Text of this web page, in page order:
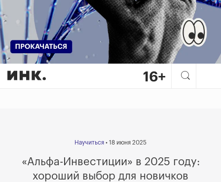
Научиться • 18 июня 2025
«Альфа-Инвестиции» в 2025 году:
хороший выбор для новичков